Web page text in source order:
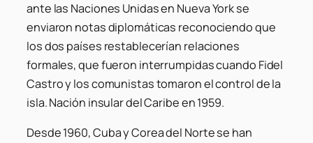
ante las Naciones Unidas en Nueva York se
enviaron notas diplomáticas reconociendo que
los dos países restablecerían relaciones
formales, que fueron interrumpidas cuando Fidel
Castro y los comunistas tomaron el control de la
isla. Nación insular del Caribe en 1959.
Desde 1960, Cuba y Corea del Norte se han